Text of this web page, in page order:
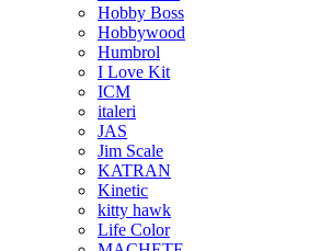
Hobby Boss
Hobbywood
Humbrol
I Love Kit
ICM
italeri
JAS
Jim Scale
KATRAN
Kinetic
kitty hawk
Life Color